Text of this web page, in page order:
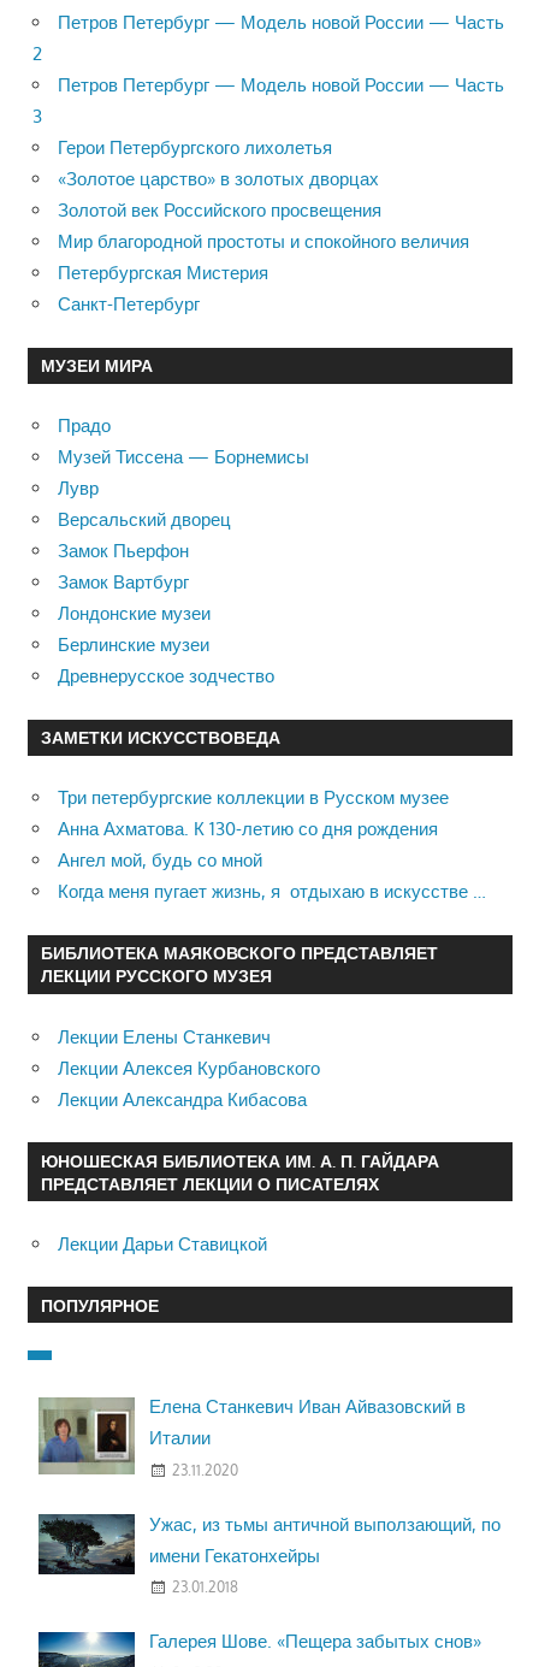
Петров Петербург — Модель новой России — Часть
2
Петров Петербург — Модель новой России — Часть
3
Герои Петербургского лихолетья
«Золотое царство» в золотых дворцах
Золотой век Российского просвещения
Мир благородной простоты и спокойного величия
Петербургская Мистерия
Санкт-Петербург
МУЗЕИ МИРА
Прадо
Музей Тиссена — Борнемисы
Лувр
Версальский дворец
Замок Пьерфон
Замок Вартбург
Лондонские музеи
Берлинские музеи
Древнерусское зодчество
ЗАМЕТКИ ИСКУССТВОВЕДА
Три петербургские коллекции в Русском музее
Анна Ахматова. К 130-летию со дня рождения
Ангел мой, будь со мной
Когда меня пугает жизнь, я отдыхаю в искусстве …
БИБЛИОТЕКА МАЯКОВСКОГО ПРЕДСТАВЛЯЕТ
ЛЕКЦИИ РУССКОГО МУЗЕЯ
Лекции Елены Станкевич
Лекции Алексея Курбановского
Лекции Александра Кибасова
ЮНОШЕСКАЯ БИБЛИОТЕКА ИМ. А. П. ГАЙДАРА
ПРЕДСТАВЛЯЕТ ЛЕКЦИИ О ПИСАТЕЛЯХ
Лекции Дарьи Ставицкой
ПОПУЛЯРНОЕ
Елена Станкевич Иван Айвазовский в
Италии
23.11.2020
Ужас, из тьмы античной выползающий, по
имени Гекатонхейры
23.01.2018
Галерея Шове. «Пещера забытых снов»